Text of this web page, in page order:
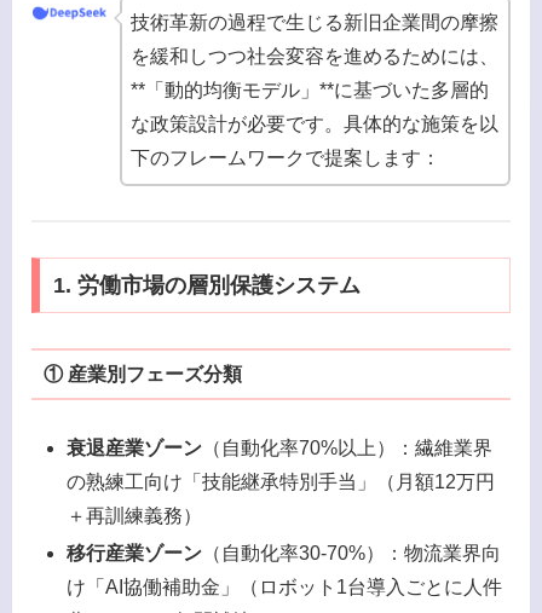
技術革新の過程で生じる新旧企業間の摩擦
を緩和しつつ社会変容を進めるためには、
**「動的均衡モデル」**に基づいた多層的
な政策設計が必要です。具体的な施策を以
下のフレームワークで提案します：
1. 労働市場の層別保護システム
① 産業別フェーズ分類
衰退産業ゾーン （自動化率70%以上）：繊維業界
の熟練工向け「技能継承特別手当」（月額12万円
＋再訓練義務）
移行産業ゾーン （自動化率30-70%）：物流業界向
け「AI協働補助金」（ロボット1台導入ごとに人件